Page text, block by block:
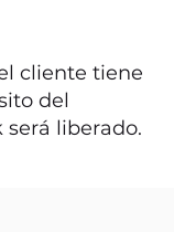
cliente tiene
del
será liberado.